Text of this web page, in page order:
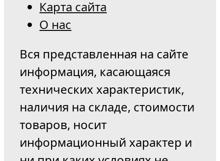
Карта сайта
О нас
Вся представленная на сайте
информация, касающаяся
технических характеристик,
наличия на складе, стоимости
товаров, носит
информационный характер и